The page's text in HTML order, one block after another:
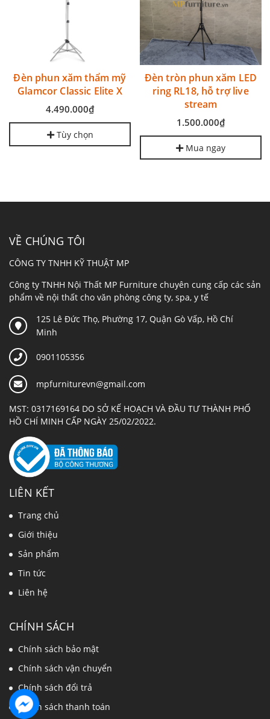
Đèn phun xăm thẩm mỹ
Glamcor Classic Elite X
4.490.000₫
Tùy chọn
Đèn tròn phun xăm LED
ring RL18, hỗ trợ live
stream
1.500.000₫
Mua ngay
VỀ CHÚNG TÔI
CÔNG TY TNHH KỸ THUẬT MP
Công ty TNHH Nội Thất MP Furniture chuyên cung cấp các sản
phẩm về nội thất cho văn phòng công ty, spa, y tế
125 Lê Đức Thọ, Phường 17, Quận Gò Vấp, Hồ Chí
Minh
0901105356
mpfurniturevn@gmail.com
MST: 0317169164 DO SỞ KẾ HOẠCH VÀ ĐẦU TƯ THÀNH PHỐ
HỒ CHÍ MINH CẤP NGÀY 25/02/2022.
LIÊN KẾT
Trang chủ
Giới thiệu
Sản phẩm
Tin tức
Liên hệ
CHÍNH SÁCH
Chính sách bảo mật
Chính sách vận chuyển
Chính sách đổi trả
Chính sách thanh toán